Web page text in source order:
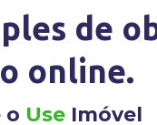
de
online.
o Use Imóvel